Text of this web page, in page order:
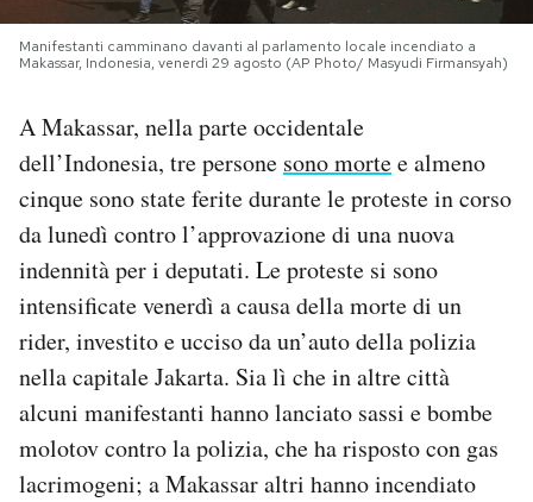
I MIEI PREFERITI
CALENDARIO
AREA PERSONALE
Area Personale
Newsletter
Notifiche mobile
Regala il Post
Hai bisogno di aiuto?
Manifestanti camminano davanti al parlamento locale incendiato a
Makassar, Indonesia, venerdì 29 agosto (AP Photo/ Masyudi Firmansyah)
A Makassar, nella parte occidentale
dell’Indonesia, tre persone sono mortee almeno
cinque sono state ferite durante le proteste in corso
da lunedì contro l’approvazione di una nuova
indennità per i deputati. Le proteste si sono
intensificate venerdì a causa della morte di un
rider, investito e ucciso da un’auto della polizia
nella capitale Jakarta. Sia lì che in altre città
alcuni manifestanti hanno lanciato sassi e bombe
molotov contro la polizia, che ha risposto con gas
lacrimogeni; a Makassar altri hanno incendiato